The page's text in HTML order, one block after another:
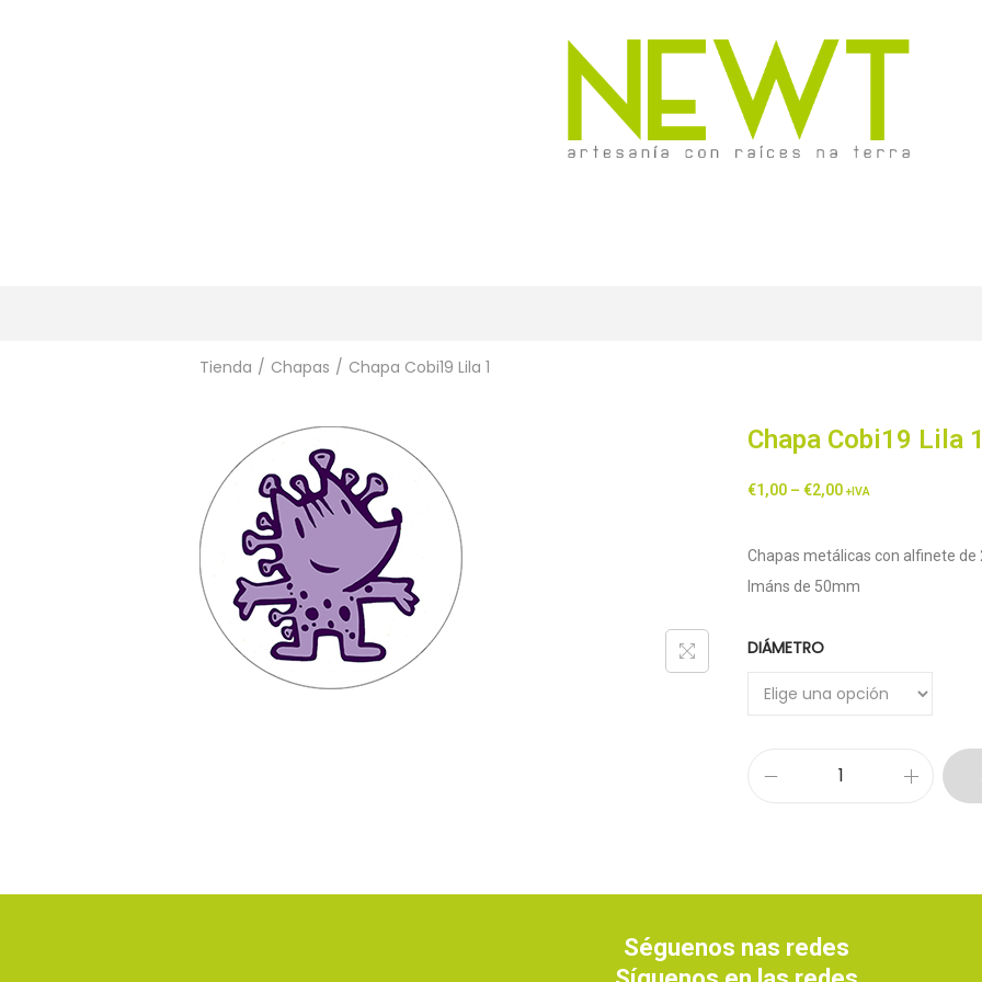
Tienda / Chapas / Chapa Cobi19 Lila 1
Chapa Cobi19 Lila
€1,00 – €2,00 +IVA
Chapas metálicas con alfinete de
Imáns de 50mm
DIÁMETRO
Séguenos nas redes